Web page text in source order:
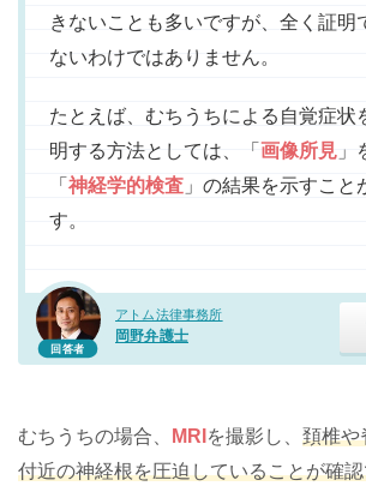
回答者
アトム法律事務所
岡野弁護士
きないことも多いですが、全く証明
ないわけではありません。
たとえば、むちうちによる自覚症状
明する方法としては、「 画像所見 」
「 神経学的検査 」の結果を示すこと
す。
むちうちの場合、 MRI を撮影し、 頚椎や
付近の神経根を圧迫していることが確